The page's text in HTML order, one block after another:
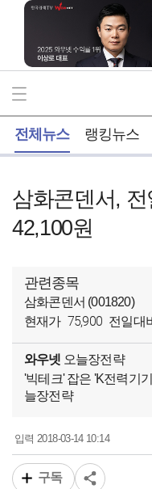
전체뉴스 랭킹뉴스
삼화콘덴서,
42,100원
관련종목
삼화콘덴서 (001820)
현재가 75,900 전일대비
와우넷 오늘장전략
'빅테크' 잡은 'K전력기
늘장전략
입력 2018-03-14 10:14
구독